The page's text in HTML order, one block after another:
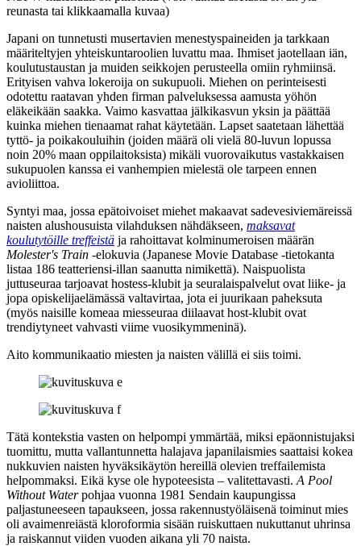
reunasta tai klikkaamalla kuvaa)
Japani on tunnetusti musertavien menestyspaineiden ja tarkkaan
määriteltyjen yhteiskuntaroolien luvattu maa. Ihmiset jaotellaan iän,
koulutustaustan ja muiden seikkojen perusteella omiin ryhmiinsä.
Erityisen vahva lokeroija on sukupuoli. Miehen on perinteisesti
odotettu raatavan yhden firman palveluksessa aamusta yöhön
eläkeikään saakka. Vaimo kasvattaa jälkikasvun yksin ja päättää
kuinka miehen tienaamat rahat käytetään. Lapset saatetaan lähettää
tyttö‑ ja poikakouluihin (joiden määrä oli vielä 80‑luvun lopussa
noin 20% maan oppilaitoksista) mikäli vuorovaikutus vastakkaisen
sukupuolen kanssa ei vanhempien mielestä ole tarpeen ennen
avioliittoa.
Syntyi maa, jossa epätoivoiset miehet makaavat sadevesiviemäreissä
naisten alushousuista vilahduksen nähdäkseen, maksavat
koulutytöille treffeistä ja rahoittavat kolminumeroisen määrän
Molester's Train ‑elokuvia (Japanese Movie Database ‑tietokanta
listaa 186 teatteriensi-illan saanutta nimikettä). Naispuolista
juttuseuraa tarjoavat hostess-klubit ja seuralaispalvelut ovat liike‑ ja
jopa opiskelijaelämässä valtavirtaa, jota ei juurikaan paheksuta
(myös naisille komeaa miesseuraa diilaavat host-klubit ovat
trendiytyneet vahvasti viime vuosikymmeninä).
Aito kommunikaatio miesten ja naisten välillä ei siis toimi.
Tätä kontekstia vasten on helpompi ymmärtää, miksi epäonnistujaksi
tuomittu, mutta vallantunnetta halajava japanilaismies saattaisi kokea
nukkuvien naisten hyväksikäytön hereillä olevien treffailemista
helpommaksi. Eikä kyse ole hypoteesista – valitettavasti. A Pool
Without Waterpohjaa vuonna 1981 Sendain kaupungissa
paljastuneeseen tapaukseen, jossa rakennustyöläisenä toiminut mies
oli avaimenreiästä kloroformia sisään ruiskuttaen nukuttanut uhrinsa
ja raiskannut viiden vuoden aikana yli 70 naista.